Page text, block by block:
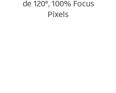
de 120°, 100% Focus
Pixels